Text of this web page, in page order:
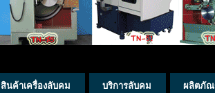
สินค้าเครื่องลับคม บริการลับคม ผลิตภัณ